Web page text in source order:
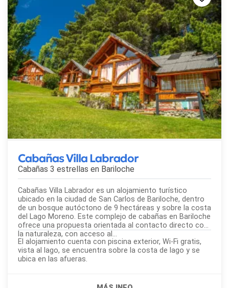
Cabañas Villa Labrador
Cabañas 3 estrellas en Bariloche
Cabañas Villa Labrador es un alojamiento turístico
ubicado en la ciudad de San Carlos de Bariloche, dentro
de un bosque autóctono de 9 hectáreas y sobre la costa
del Lago Moreno. Este complejo de cabañas en Bariloche
ofrece una propuesta orientada al contacto directo con
la naturaleza, con acceso al...
El alojamiento cuenta con piscina exterior, Wi-Fi gratis,
vista al lago, se encuentra sobre la costa de lago y se
ubica en las afueras.